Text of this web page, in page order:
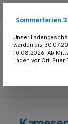
Sommerferien
Unser
werden bis
10.08.2026. Ab
Laden vor Ort. Euer